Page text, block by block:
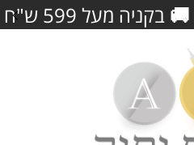
🚚בקניה מעל 599 ש"ח